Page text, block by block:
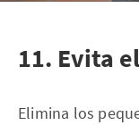
11. Evita
Elimina los